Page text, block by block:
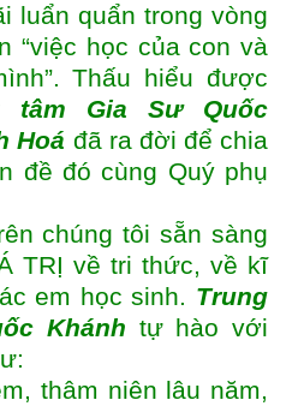
luẩn quẩn trong vòng
“việc học của con và
Thấu hiểu được
tâm
Gia Sư Quốc
Hoá đã ra đời để chia
đề đó cùng Quý phụ
chúng tôi sẵn sàng
TRỊ về tri thức, về kĩ
em học sinh. Trung
Khánh tự hào với
thâm niên lâu năm,